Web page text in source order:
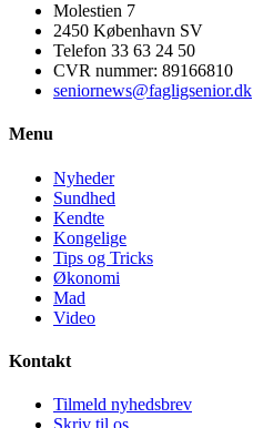
Molestien 7
2450 København SV
Telefon 33 63 24 50
CVR nummer: 89166810
seniornews@fagligsenior.dk
Menu
Nyheder
Sundhed
Kendte
Kongelige
Tips og Tricks
Økonomi
Mad
Video
Kontakt
Tilmeld nyhedsbrev
Skriv til os